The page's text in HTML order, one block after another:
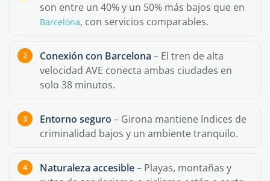
son entre un 40% y un 50% más bajos que en
Barcelona, con servicios comparables.
Conexión con Barcelona – El tren de alta
velocidad AVE conecta ambas ciudades en
solo 38 minutos.
Entorno seguro – Girona mantiene índices de
criminalidad bajos y un ambiente tranquilo.
Naturaleza accesible– Playas, montañas y